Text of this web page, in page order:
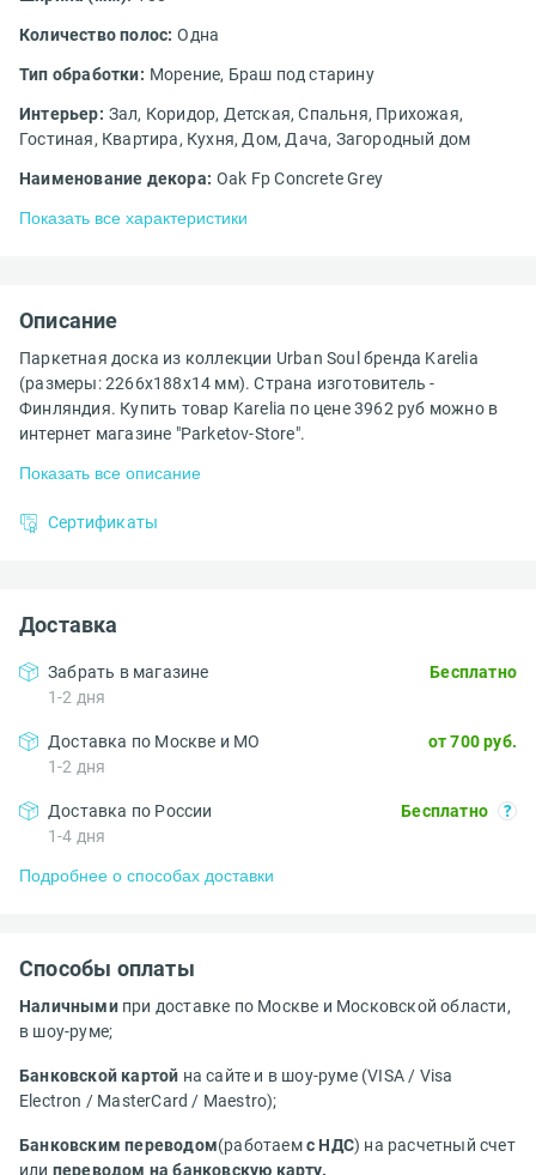
Количество полос: Одна
Тип обработки: Морение, Браш под старину
Интерьер: Зал, Коридор, Детская,Спальня, Прихожая,
Гостиная, Квартира, Кухня, Дом, Дача, Загородный дом
Наименование декора: Oak Fp Concrete Grey
Показать все характеристики
Описание
Паркетная доска из коллекции Urban Soul бренда Karelia
(размеры: 2266х188х14 мм). Страна изготовитель -
Финляндия. Купить товар Karelia по цене 3962 руб можно в
интернет магазине "Parketov-Store".
Показать все описание
Сертификаты
Доставка
Забрать в магазине
1-2 дня
Бесплатно
Доставка по Москве и МО
1-2 дня
от 700 руб.
Доставка по России
1-4 дня
Бесплатно
Подробнее о способах доставки
Способы оплаты
Наличнымипри доставке по Москве и Московской области,
в шоу-руме;
Банковской картой на сайте и в шоу-руме (VISA / Visa
Electron / MasterCard / Maestro);
Банковским переводом(работаемс НДС) на расчетный счет
или переводом на банковскую карту.